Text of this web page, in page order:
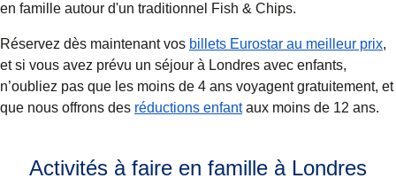
en famille autour d'un traditionnel Fish & Chips.
Réservez dès maintenant vos billets Eurostar au meilleur prix,
et si vous avez prévu un séjour à Londres avec enfants,
n’oubliez pas que les moins de 4 ans voyagent gratuitement, et
que nous offrons des réductions enfantaux moins de 12 ans.
Activités à faire en famille à Londres